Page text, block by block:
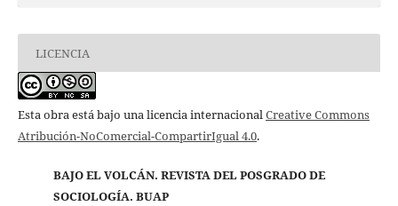
LICENCIA
Esta obra está bajo una licencia internacionalCreative Commons
Atribución-NoComercial-CompartirIgual 4.0.
BAJO EL VOLCÁN. REVISTA DEL POSGRADO DE
SOCIOLOGÍA. BUAP